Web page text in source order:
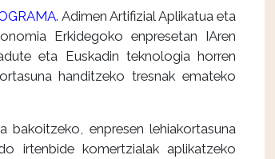
Adimen Artifizial Aplikatua eta
Erkidegoko enpresetan IAren
eta Euskadin teknologia horren
handitzeko tresnak emateko
bakoitzeko, enpresen lehiakortasuna
irtenbide komertzialak aplikatzeko